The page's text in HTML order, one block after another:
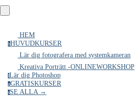
HEM
hHUVUDKURSER
Lär dig fotografera med systemkameran
Kreativa Porträtt -ONLINEWORKSHOP
lLär dig Photoshop
gGRATISKURSER
sSE ALLA →